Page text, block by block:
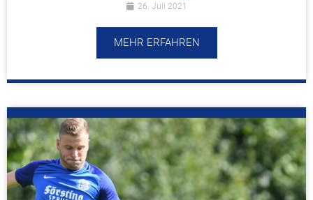
26. Juli 2021
MEHR ERFAHREN